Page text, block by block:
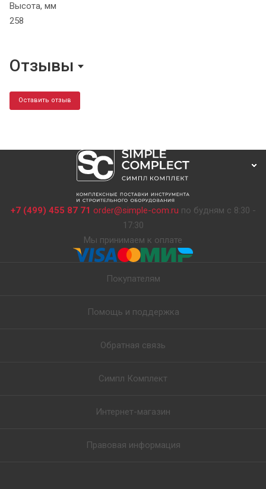
Высота, мм
258
Отзывы
Оставить отзыв
+7 (499) 455 87 71 order@simple-com.ru по будням с 8:30 -
17:30
Мы принимаем к оплате
Покупателям
Помощь и поддержка
Обратная связь
Симпл Комплект
Интернет-магазин
Правовая информация